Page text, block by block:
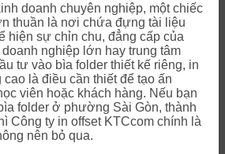
doanh chuyên nghiệp, một chiếc
thuần là nơi chứa đựng tài liệu
hiện sự chỉn chu, đẳng cấp của
nghiệp lớn hay trung tâm
tư vào bìa folder thiết kế riêng, in
là điều cần thiết để tạo ấn
viên hoặc khách hàng. Nếu bạn
folder ở phường Sài Gòn, thành
Công ty in offset KTCcom chính là
nên bỏ qua.